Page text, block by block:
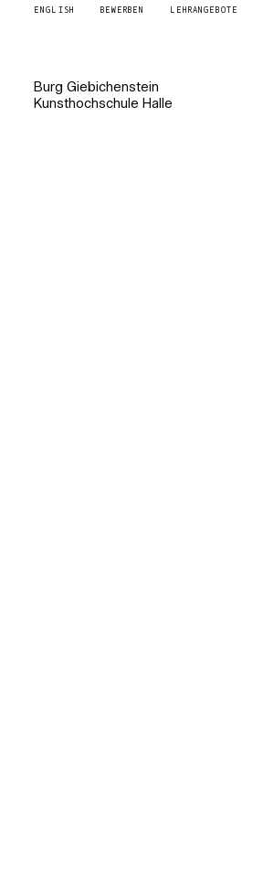
ENGLISH BEWERBEN LEHRANGEBOTE
Burg Giebichenstein
Kunsthochschule Halle